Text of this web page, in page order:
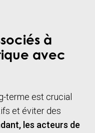
à
avec
terme est crucial
et éviter des
les acteurs de